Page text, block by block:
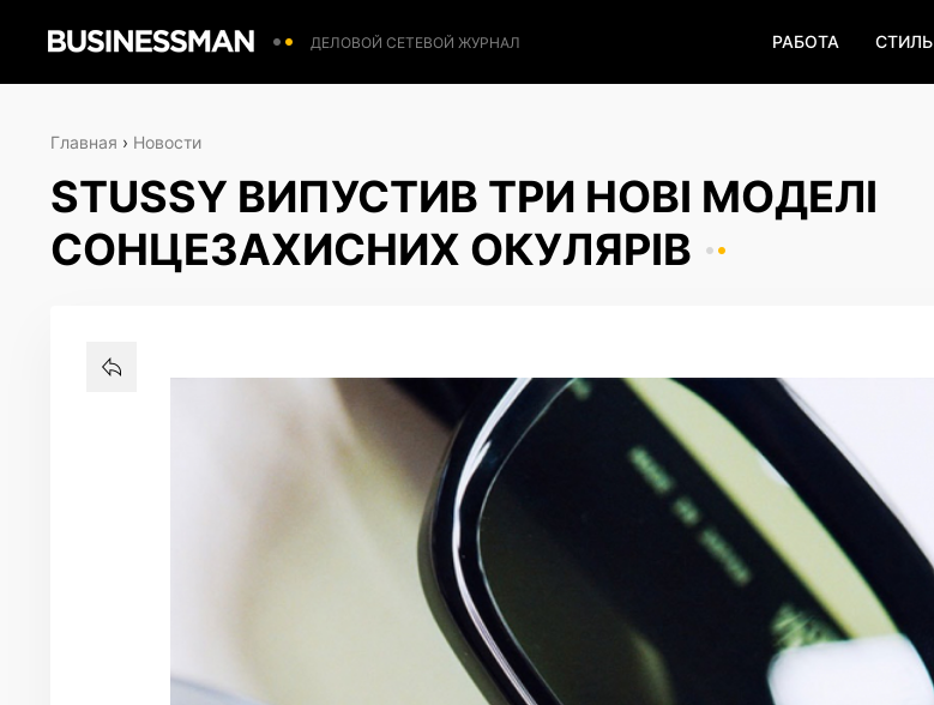
ДЕЛОВОЙ СЕТЕВОЙ ЖУРНАЛ РАБОТА СТИЛЬ
Главная › Новости
STUSSY ВИПУСТИВ ТРИ НОВІ МОДЕЛІ
СОНЦЕЗАХИСНИХ ОКУЛЯРІВ